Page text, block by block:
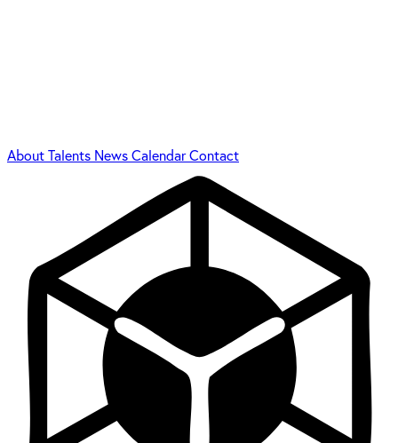
AboutTalents NewsCalendarContact